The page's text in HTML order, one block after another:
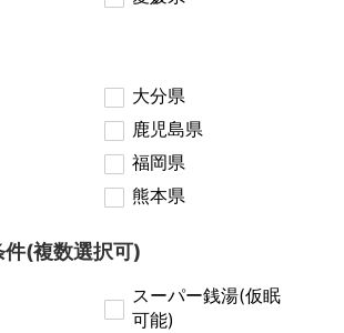
大分県
鹿児島県
福岡県
熊本県
(複数選択可)
スーパー銭湯(仮眠
可能)